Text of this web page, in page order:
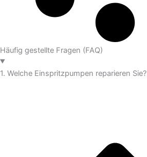
Häufig gestellte Fragen (FAQ)
1. Welche Einspritzpumpen reparieren Sie?